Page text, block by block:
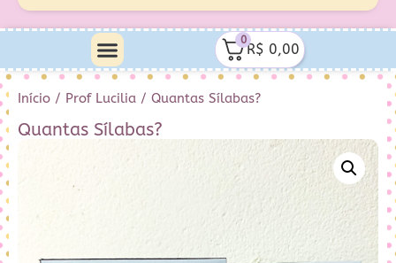
0
R$ 0,00
Início / Prof Lucilia / Quantas Sílabas?
Quantas Sílabas?